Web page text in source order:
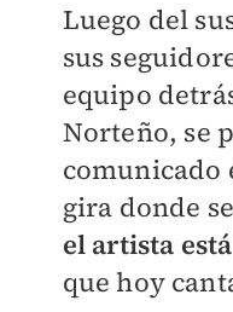
Luego del
sus
equipo
Norteño, se
comunicado
gira donde
el artista
que hoy